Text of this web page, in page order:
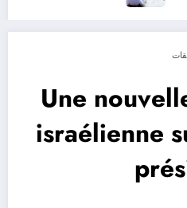
Une
israélienne